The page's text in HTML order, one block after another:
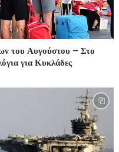
του Αυγούστου – Στο
για Κυκλάδες